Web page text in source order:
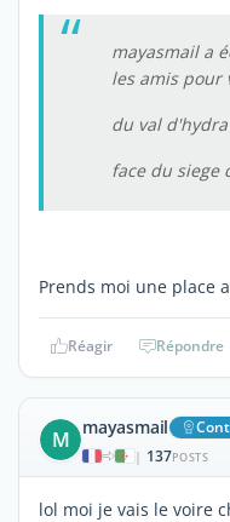
mayasmail a
les amis pour
du val d'hydra
face du siege
Prends moi une place
Réagir Répondre
M mayasmail
| 137POSTS
lol moi je vais le voire